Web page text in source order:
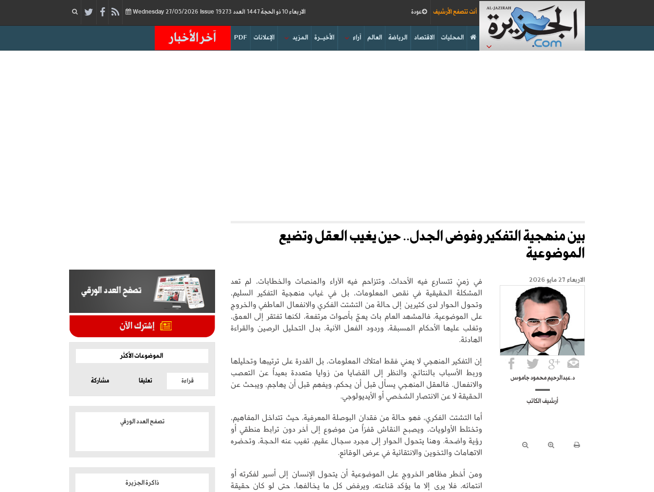
الاربعاء 10 ذو الحجة 1447 العدد 19273 27/05/2026 Issue عودة أنت تتصفح الأرشيف
آخر الأخبار PDF الإعلانات المزيد الأخيــرة آراء العالم الرياضة الاقتصاد المحليات
بين منهجية التفكير وفوضى الجدل.. حين يغيب العقل وتضيع
الموضوعية
الاربعاء 27 مايو 2026
د.عبدالرحيم محمود جاموس
أرشيف الكاتب
في زمنٍ تتسارع فيه الأحداث، وتتزاحم فيه الآراء والمنصات والخطابات، لم تعد
المشكلة الحقيقية في نقص المعلومات، بل في غياب منهجية التفكير السليم،
وتحول الحوار لدى كثيرين إلى حالة من التشتت الفكري والانفعال العاطفي والخروج
على الموضوعية. فالمشهد العام بات يعجّ بأصوات مرتفعة، لكنها تفتقر إلى العمق،
وتغلب عليها الأحكام المسبقة، وردود الفعل الآنية، بدل التحليل الرصين والقراءة
الهادئة.
إن التفكير المنهجي لا يعني فقط امتلاك المعلومات، بل القدرة على ترتيبها وتحليلها
وربط الأسباب بالنتائج، والنظر إلى القضايا من زوايا متعددة بعيداً عن التعصب
والانفعال. فالعقل المنهجي يسأل قبل أن يحكم، ويفهم قبل أن يهاجم، ويبحث عن
الحقيقة لا عن الانتصار الشخصي أو الأيديولوجي.
أما التشتت الفكري، فهو حالة من فقدان البوصلة المعرفية، حيث تتداخل المفاهيم،
وتختلط الأولويات، ويصبح النقاش قفزاً من موضوع إلى آخر دون ترابط منطقي أو
رؤية واضحة. وهنا يتحول الحوار إلى مجرد سجال عقيم، تغيب عنه الحجة، وتحضره
الاتهامات والتخوين والانتقائية في عرض الوقائع.
ومن أخطر مظاهر الخروج على الموضوعية أن يتحول الإنسان إلى أسير لفكرته أو
انتمائه، فلا يرى إلا ما يؤكد قناعته، ويرفض كل ما يخالفها، حتى لو كان حقيقة
الموضوعات الأكثر
قراءة تعليقا مشاركة
تصفح العدد الورقي
ذاكرة الجزيرة